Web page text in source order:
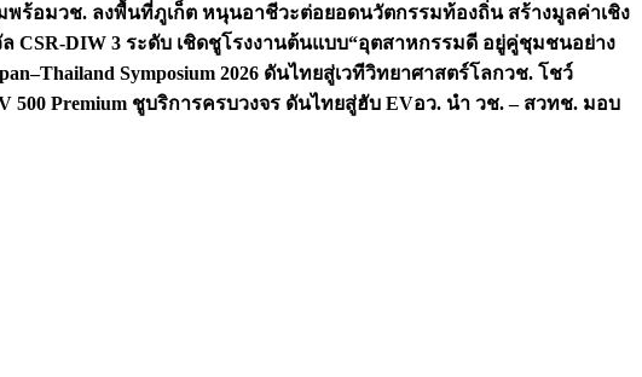
พร้อมวช. ลงพื้นที่ภูเก็ต หนุนอาชีวะต่อยอดนวัตกรรมท้องถิ่น สร้างมูลค่าเชิง
CSR-DIW 3 ระดับ เชิดชูโรงงานต้นแบบ“อุตสาหกรรมดี อยู่คู่ชุมชนอย่าง
Symposium 2026 ดันไทยสู่เวทีวิทยาศาสตร์โลกวช. โชว์
500 Premium ชูบริการครบวงจร ดันไทยสู่ฮับ EVอว. นำ วช. – สวทช. มอบ